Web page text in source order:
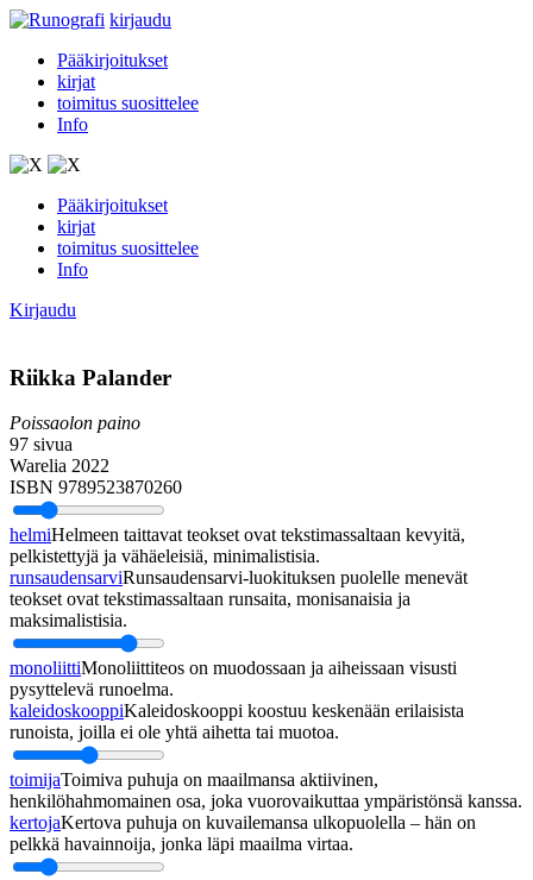
kirjaudu
Pääkirjoitukset
kirjat
toimitus suosittelee
Info
Pääkirjoitukset
kirjat
toimitus suosittelee
Info
Kirjaudu
Riikka Palander
Poissaolon paino
97 sivua
Warelia 2022
ISBN 9789523870260
helmiHelmeen taittavat teokset ovat tekstimassaltaan kevyitä,
pelkistettyjä ja vähäeleisiä, minimalistisia.
runsaudensarviRunsaudensarvi-luokituksen puolelle menevät
teokset ovat tekstimassaltaan runsaita, monisanaisia ja
maksimalistisia.
monoliittiMonoliittiteos on muodossaan ja aiheissaan visusti
pysyttelevä runoelma.
kaleidoskooppiKaleidoskooppi koostuu keskenään erilaisista
runoista, joilla ei ole yhtä aihetta tai muotoa.
toimijaToimiva puhuja on maailmansa aktiivinen,
henkilöhahmomainen osa, joka vuorovaikuttaa ympäristönsä kanssa.
kertojaKertova puhuja on kuvailemansa ulkopuolella – hän on
pelkkä havainnoija, jonka läpi maailma virtaa.